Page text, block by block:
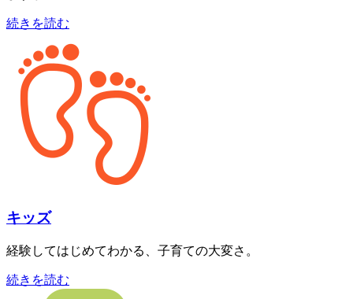
続きを読む
キッズ
経験してはじめてわかる、子育ての大変さ。
続きを読む